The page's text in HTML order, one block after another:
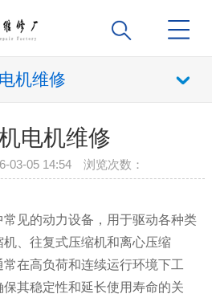
电机维修
电机维修
03-05 14:54 浏览次数：
见的动力设备，用于驱动各种类
、往复式压缩机和离心压缩
在高负荷和连续运行环境下工
其稳定性和延长使用寿命的关